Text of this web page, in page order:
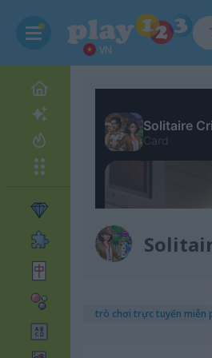
VN
trò chơi trực tuyến miễn